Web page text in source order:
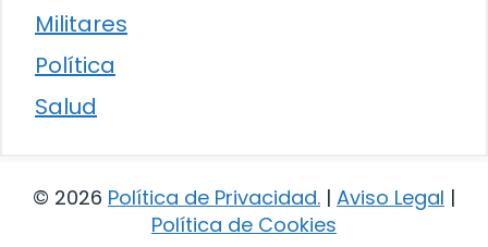
Militares
Política
Salud
© 2026 Política de Privacidad. | Aviso Legal |
Política de Cookies